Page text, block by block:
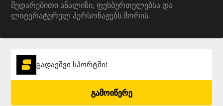
შედარებითი ანალიზი, ფეხბურთელებსა და
ლიტერატურულ პერსონაჟებს შორის.
გადაეშვი სპორტში!
გამოიწერე